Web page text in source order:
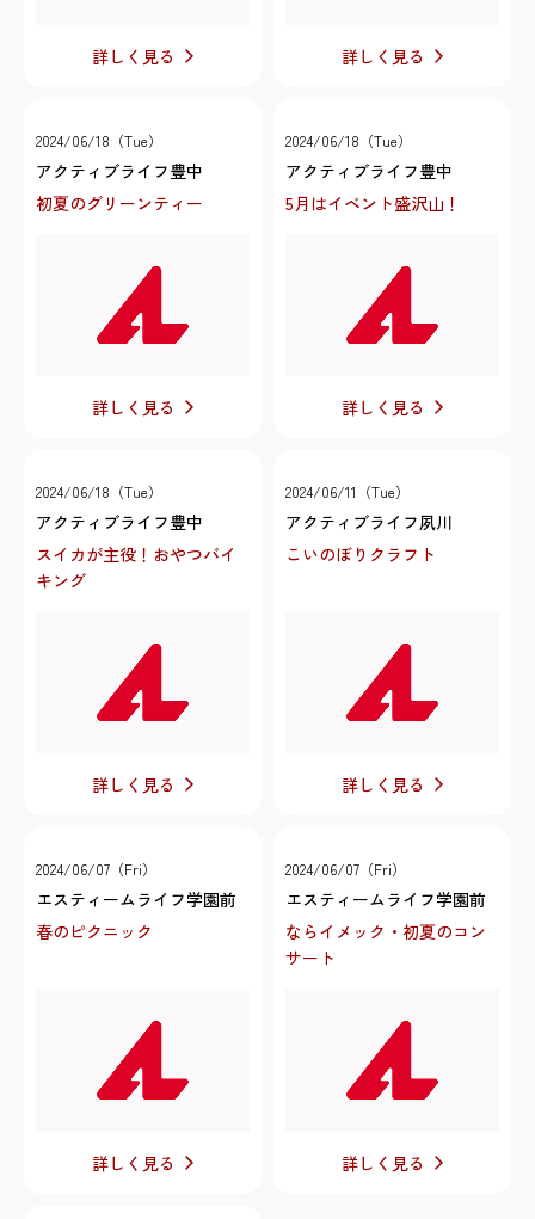
詳しく見る 詳しく見る
2024/06/18（Tue）
アクティブライフ豊中
初夏のグリーンティー
詳しく見る
2024/06/18（Tue）
アクティブライフ豊中
5月はイベント盛沢山！
詳しく見る
2024/06/18（Tue）
アクティブライフ豊中
スイカが主役！おやつバイ
キング
詳しく見る
2024/06/11（Tue）
アクティブライフ夙川
こいのぼりクラフト
詳しく見る
2024/06/07（Fri）
エスティームライフ学園前
春のピクニック
詳しく見る
2024/06/07（Fri）
エスティームライフ学園前
ならイメック・初夏のコン
サート
詳しく見る